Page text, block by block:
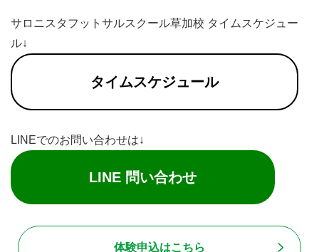
サロニスタフットサルスクール草加校 タイムスケジュー
ル↓
タイムスケジュール
LINEでのお問い合わせは↓
LINE 問い合わせ
体験申込はこちら